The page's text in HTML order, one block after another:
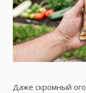
Даже скромный